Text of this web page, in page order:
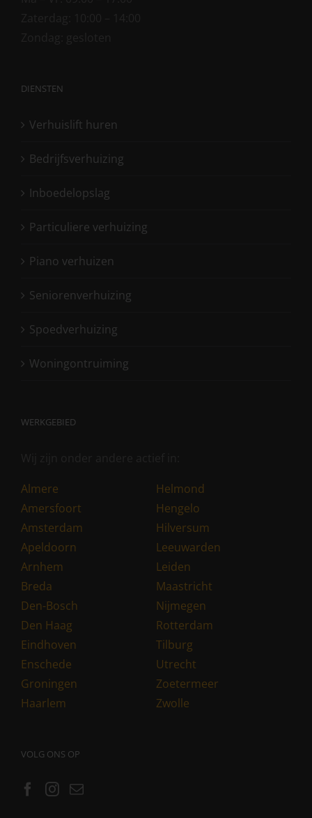
DIENSTEN
Verhuislift huren
Bedrijfsverhuizing
Inboedelopslag
Particuliere verhuizing
Piano verhuizen
Seniorenverhuizing
Spoedverhuizing
Woningontruiming
WERKGEBIED
Almere
Amersfoort
Amsterdam
Apeldoorn
Arnhem
Breda
Den-Bosch
Den Haag
Eindhoven
Enschede
Groningen
Haarlem
Helmond
Hengelo
Hilversum
Leeuwarden
Leiden
Maastricht
Nijmegen
Rotterdam
Tilburg
Utrecht
Zoetermeer
Zwolle
VOLG ONS OP